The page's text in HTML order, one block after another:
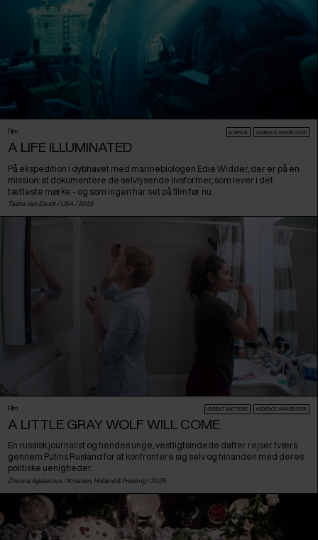
Film SCIENCE AUDIENCE AWARD 2026
A LIFE ILLUMINATED
På ekspedition i dybhavet med marinebiologen Edie Widder, der er på en
mission: at dokumentere de selvlysende livsformer, som lever i det
tætteste mørke - og som ingen har set på film før nu.
Tasha Van Zandt / USA / 2025
Film URGENT MATTERS AUDIENCE AWARD 2026
A LITTLE GRAY WOLF WILL COME
En russisk journalist og hendes unge, vestligtsindede datter rejser tværs
gennem Putins Rusland for at konfrontere sig selv og hinanden med deres
politiske uenigheder.
Zhanna Agalakova / Kroatien Holland& Frankrig/ 2025